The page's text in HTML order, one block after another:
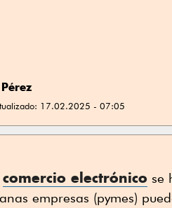
17.02.2025 - 07:05
comercio electrónico se
empresas (pymes)